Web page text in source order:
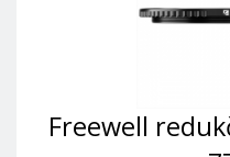
Freewell